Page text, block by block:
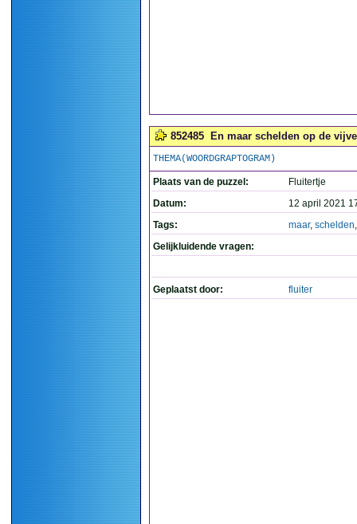
852485 En maar schelden op de
THEMA(WOORDGRAPTOGRAM)
Plaats van de puzzel:
Fluitertje
Datum:
12 april 2021
Tags:
maar, schelden
Gelijkluidende vragen:
Geplaatst door: fluiter